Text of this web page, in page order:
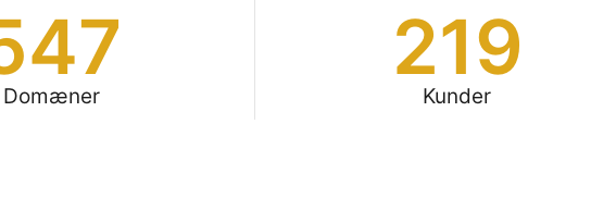
Domæner Kunder
219